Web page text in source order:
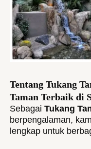
Tentang Tukang
Taman Terbaik di
Sebagai Tukang
berpengalaman,
lengkap untuk